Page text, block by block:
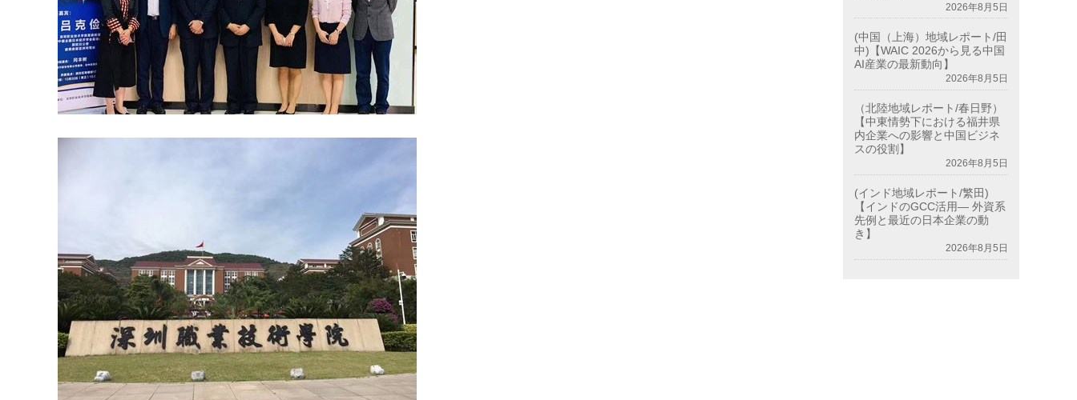
2026年8月5日
(中国（上海）地域レポート/田
中)【WAIC 2026から見る中国
AI産業の最新動向】
2026年8月5日
（北陸地域レポート/春日野）
【中東情勢下における福井県
内企業への影響と中国ビジネ
スの役割】
2026年8月5日
(インド地域レポート/繁田)
【インドのGCC活用― 外資系
先例と最近の日本企業の動
き】
2026年8月5日